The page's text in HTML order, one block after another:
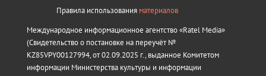
Правила использования материалов
Международное информационное агентство «Ratel Media»
(Свидетельство о постановке на переучёт №
KZ85VPY00127994, от 02.09.2025 г., выданное Комитетом
информации Министерства культуры и информации